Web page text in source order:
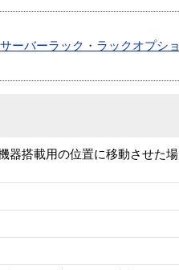
サーバーラック・ラックオプショ
器搭載用の位置に移動させた場